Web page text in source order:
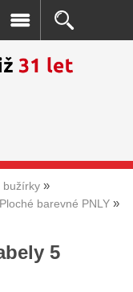
bužírky
Ploché barevné PNLY
5